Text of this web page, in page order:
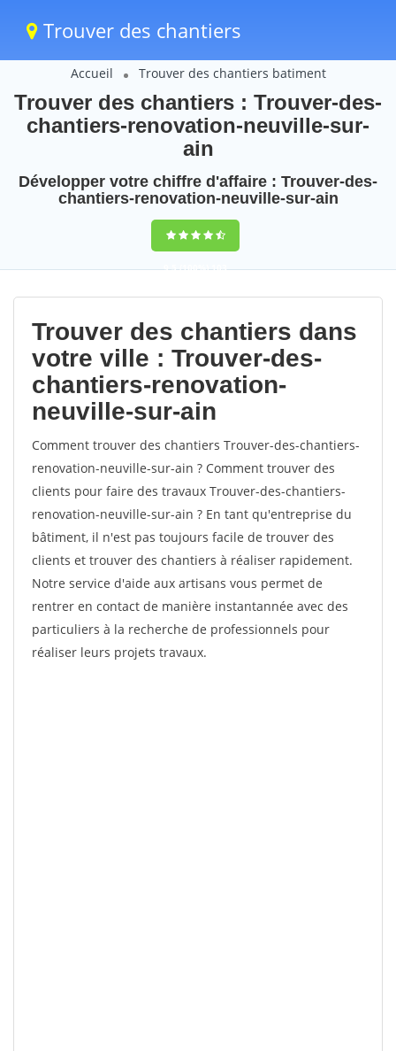
Trouver des chantiers
Accueil Trouver des chantiers batiment
Trouver des chantiers : Trouver-des-
chantiers-renovation-neuville-sur-
ain
Développer votre chiffre d'affaire : Trouver-des-
chantiers-renovation-neuville-sur-ain
9,5(100%)103
votes
Trouver des chantiers dans
votre ville : Trouver-des-
chantiers-renovation-
neuville-sur-ain
Comment trouver des chantiers Trouver-des-chantiers-
renovation-neuville-sur-ain ? Comment trouver des
clients pour faire des travaux Trouver-des-chantiers-
renovation-neuville-sur-ain ? En tant qu'entreprise du
bâtiment, il n'est pas toujours facile de trouver des
clients et trouver des chantiers à réaliser rapidement.
Notre service d'aide aux artisans vous permet de
rentrer en contact de manière instantannée avec des
particuliers à la recherche de professionnels pour
réaliser leurs projets travaux.